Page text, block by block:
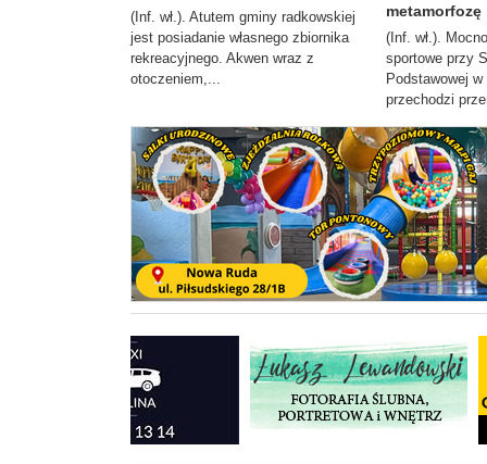
(Inf. wł.). Atutem gminy radkowskiej
jest posiadanie własnego zbiornika
rekreacyjnego. Akwen wraz z
otoczeniem,...
metamorfozę
(Inf. wł.).
sportowe przy
Podstawowej
przechodzi